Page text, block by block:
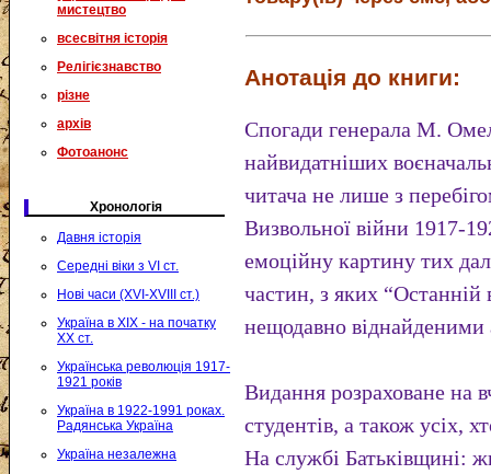
мистецтво
всесвітня історія
Релігієзнавство
різне
архів
Фотоанонс
Хронологія
Давня історія
Середні віки з VI ст.
Нові часи (XVI-XVIII ст.)
Україна в XIX - на початку
XX ст.
Українська революція 1917-
1921 років
Україна в 1922-1991 роках.
Радянська Україна
Україна незалежна
Анотація до книги:
Спогади генерала М.
найвидатніших
читача не лише з
Визвольної війни 1917-
емоційну картину тих
частин, з яких “Останній
нещодавно віднайденими
Видання розраховане на
студентів, а також усіх,
На службі Батьківщині: